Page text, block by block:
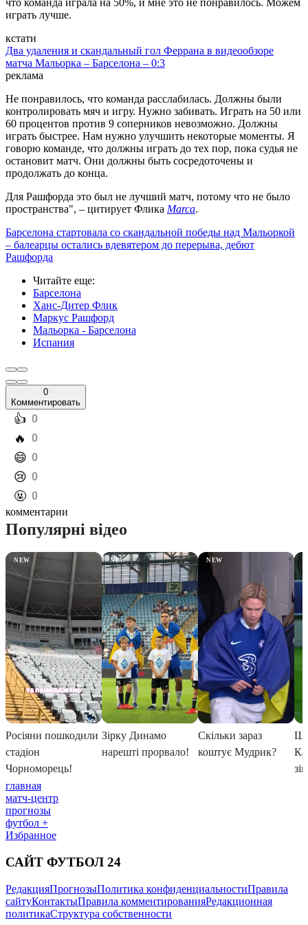
что команда играла на 50%, и мне это не понравилось. Можем
играть лучше.
кстати
Два удаления и скандальный гол Феррана в видеообзоре
матча Мальорка – Барселона – 0:3
реклама
Не понравилось, что команда расслабилась. Должны были
контролировать мяч и игру. Нужно забивать. Играть на 50 или
60 процентов против 9 соперников невозможно. Должны
играть быстрее. Нам нужно улучшить некоторые моменты. Я
говорю команде, что должны играть до тех пор, пока судья не
остановит матч. Они должны быть сосредоточены и
продолжать до конца.
Для Рашфорда это был не лучший матч, потому что не было
пространства", – цитирует Флика Marca.
Барселона стартовала со скандальной победы над Мальоркой
– балеарцы остались вдевятером до перерыва, дебют
Рашфорда
Читайте еще:
Барселона
Ханс-Дитер Флик
Маркус Рашфорд
Мальорка - Барселона
Испания
0
Комментировать
️👍 0
️🔥 0
️😄 0
️😢 0
️🤬 0
комментарии
главная
матч-центр
прогнозы
футбол +
Избранное
САЙТ ФУТБОЛ 24
РедакцияПрогнозыПолитика конфиденциальностиПравила
сайтуКонтактыПравила комментированияРедакционная
политикаСтруктура собственности